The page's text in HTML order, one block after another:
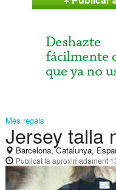
Més regals
Jersey talla
Barcelona, Catalunya,
Publicatfa aproximadament